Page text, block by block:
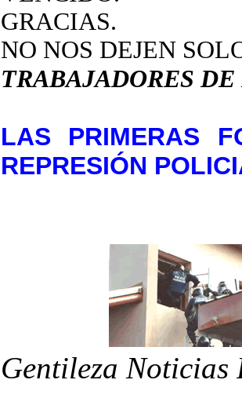
GRACIAS.
NO NOS DEJEN
TRABAJADORES
LAS PRIMERAS
REPRESIÓN
Gentileza Noticias